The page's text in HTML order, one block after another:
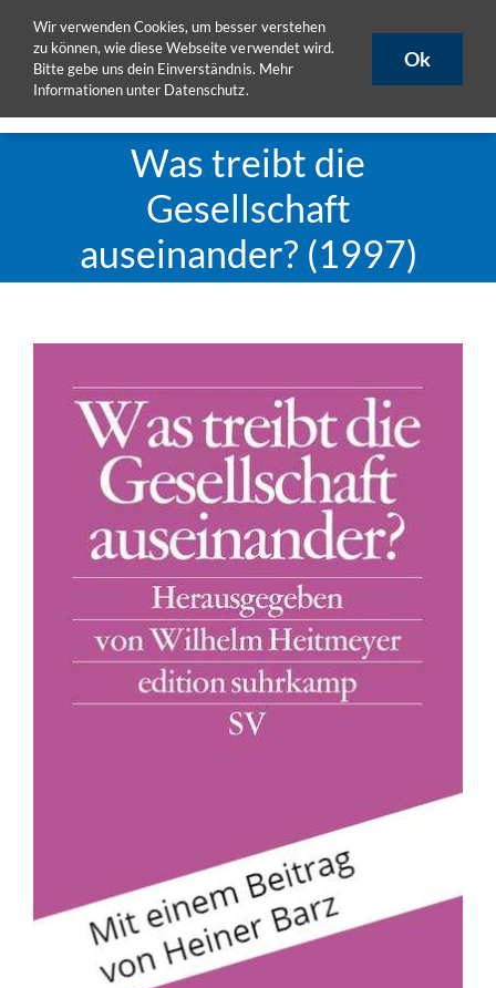
Inhalt
springen
ULB ULB-Katalog HISLSF
Toggle
Aktuelles
Projekte
Publikationen
Seminare
Team
DoktorandInnen
Materialpool
Was treibt die
Gesellschaft
auseinander? (1997)
Larger
Image
Wir verwenden Cookies, um besser verstehen
zu können, wie diese Webseite verwendet wird.
Bitte gebe uns dein Einverständnis. Mehr
Informationen unter Datenschutz.
Ok